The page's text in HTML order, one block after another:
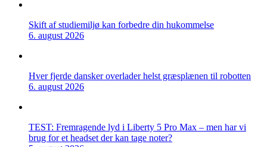
Skift af studiemiljø kan forbedre din hukommelse
6. august 2026
Hver fjerde dansker overlader helst græsplænen til robotten
6. august 2026
TEST: Fremragende lyd i Liberty 5 Pro Max – men har vi
brug for et headset der kan tage noter?